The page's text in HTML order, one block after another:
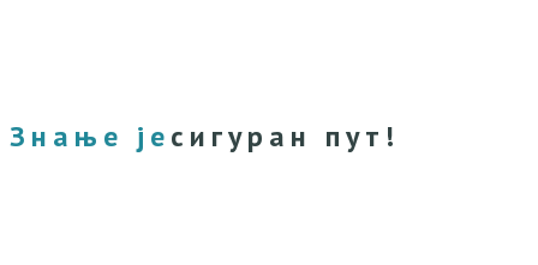
Знање јесигуран пут!